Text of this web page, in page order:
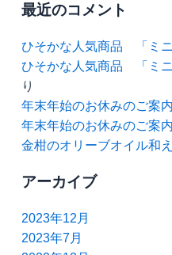
最近のコメント
ひそかな人気商品 「ミニ
ひそかな人気商品 「ミニ
り
年末年始のお休みのご案内
年末年始のお休みのご案内
金柑のオリーブオイル和え
アーカイブ
2023年12月
2023年7月